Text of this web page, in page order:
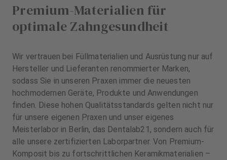
Premium-Materialien für
optimale Zahngesundheit
Wir vertrauen bei Füllmaterialien und Ausrüstung nur auf
Hersteller und Lieferanten renommierter Marken,
sodass Sie in unseren Praxen immer die neuesten
hochmodernen Geräte, Produkte und Anwendungen
finden. Diese hohen Qualitätsstandards gelten nicht nur
für unsere eigenen Praxen und unser eigenes
Meisterlabor in Berlin, das Dentalab21, sondern auch für
alle unsere zertifizierten Laborpartner. Von Premium-
Komposit bis zu fortschrittlichen Keramikmaterialien –